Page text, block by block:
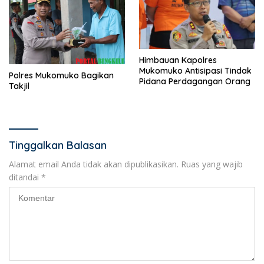
Polres Mukomuko Bagikan
Takjil
Himbauan Kapolres
Mukomuko Antisipasi Tindak
Pidana Perdagangan Orang
Tinggalkan Balasan
Alamat email Anda tidak akan dipublikasikan. Ruas yang wajib
ditandai *